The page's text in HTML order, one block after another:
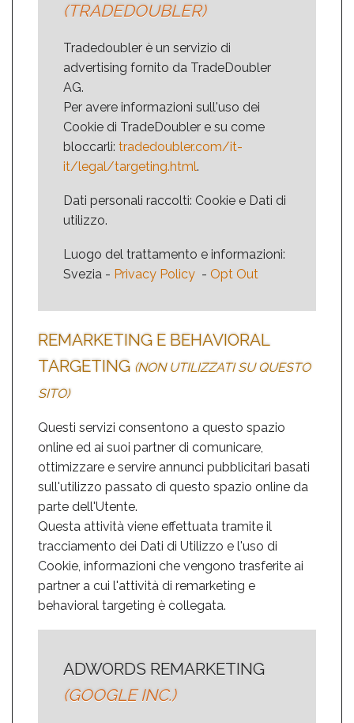
(TRADEDOUBLER)
Tradedoubler è un servizio di
advertising fornito da TradeDoubler
AG.
Per avere informazioni sull'uso dei
Cookie di TradeDoubler e su come
bloccarli: tradedoubler.com/it-
it/legal/targeting.html.
Dati personali raccolti: Cookie e Dati di
utilizzo.
Luogo del trattamento e informazioni:
Svezia - Privacy Policy - Opt Out
REMARKETING E BEHAVIORAL
TARGETING (NON UTILIZZATI SU QUESTO
SITO)
Questi servizi consentono a questo spazio
online ed ai suoi partner di comunicare,
ottimizzare e servire annunci pubblicitari basati
sull'utilizzo passato di questo spazio online da
parte dell'Utente.
Questa attività viene effettuata tramite il
tracciamento dei Dati di Utilizzo e l'uso di
Cookie, informazioni che vengono trasferite ai
partner a cui l'attività di remarketing e
behavioral targeting è collegata.
ADWORDS REMARKETING
(GOOGLE INC.)